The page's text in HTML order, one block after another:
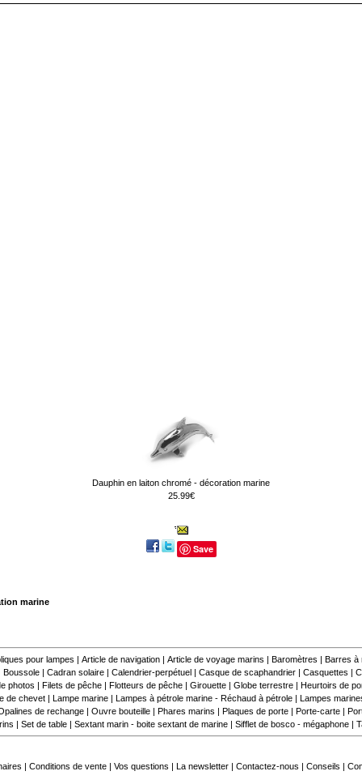
Dauphin en laiton chromé - décoration marine
25.99€
Save
marine
pour lampes Article de navigation Article de voyage marins Baromètres
Barres à
Boussole| Cadran solaire| Calendrier-perpétuel Casque de scaphandrier| Casquettes
photos
Filets de pêche| Flotteurs de pêche| Girouette| Globe terrestre|
Heurtoirs de
de chevet
Lampe marine Lampes à pétrole marine - Réchaud à pétrole
Lampes
de rechange| Ouvre bouteille| Phares marins Plaques de porte| Porte-carte|
Set de table| Sextant marin - boite sextant de marine| Sifflet de bosco - mégaphone|
Conditions de vente Vos questions La newsletter Contactez-nous Conseils